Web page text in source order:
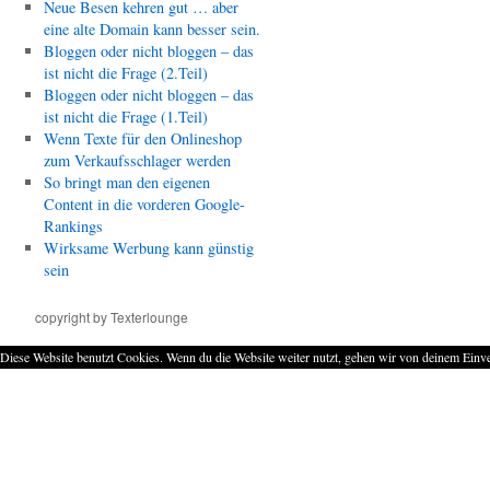
Neue Besen kehren gut … aber
eine alte Domain kann besser sein.
Bloggen oder nicht bloggen – das
ist nicht die Frage (2.Teil)
Bloggen oder nicht bloggen – das
ist nicht die Frage (1.Teil)
Wenn Texte für den Onlineshop
zum Verkaufsschlager werden
So bringt man den eigenen
Content in die vorderen Google-
Rankings
Wirksame Werbung kann günstig
sein
copyright by Texterlounge
Diese Website benutzt Cookies. Wenn du die Website weiter nutzt, gehen wir von deinem